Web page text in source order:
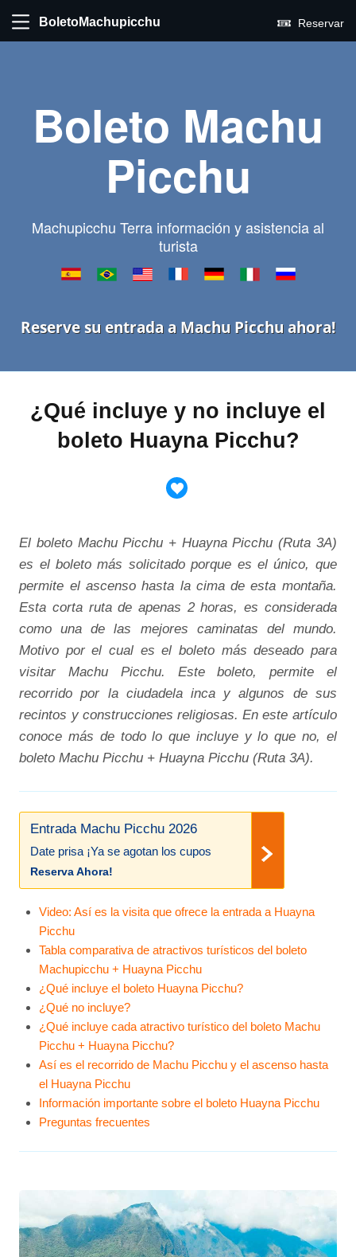
BoletoMachupicchu Reservar
Boleto Machu
Picchu
Machupicchu Terra información y asistencia al
turista
Reserve su entrada a Machu Picchu ahora!
¿Qué incluye y no incluye el
boleto Huayna Picchu?
El boleto Machu Picchu + Huayna Picchu (Ruta 3A)
es el boleto más solicitado porque es el único, que
permite el ascenso hasta la cima de esta montaña.
Esta corta ruta de apenas 2 horas, es considerada
como una de las mejores caminatas del mundo.
Motivo por el cual es el boleto más deseado para
visitar Machu Picchu. Este boleto, permite el
recorrido por la ciudadela inca y algunos de sus
recintos y construcciones religiosas. En este artículo
conoce más de todo lo que incluye y lo que no, el
boleto Machu Picchu + Huayna Picchu (Ruta 3A).
Entrada Machu Picchu 2026
Date prisa ¡Ya se agotan los cupos
Reserva Ahora!
Video: Así es la visita que ofrece la entrada a Huayna
Picchu
Tabla comparativa de atractivos turísticos del boleto
Machupicchu + Huayna Picchu
¿Qué incluye el boleto Huayna Picchu?
¿Qué no incluye?
¿Qué incluye cada atractivo turístico del boleto Machu
Picchu + Huayna Picchu?
Así es el recorrido de Machu Picchu y el ascenso hasta
el Huayna Picchu
Información importante sobre el boleto Huayna Picchu
Preguntas frecuentes